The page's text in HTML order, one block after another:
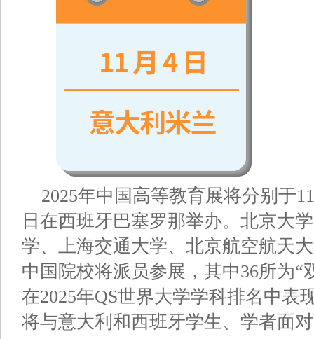
2025年中国高等教育展将分别于
日在西班牙巴塞罗那举办。北京大
学、上海交通大学、北京航空航天
中国院校将派员参展，其中36所为“
在2025年QS世界大学学科排名中表
将与意大利和西班牙学生、学者面